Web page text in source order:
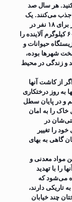
می‌کنید. هر سال صد
از هوا جذب می‌کنند. یک
هکتار از درختان بالغ قادر به تامین اکسیژن مورد نیاز برای ۱۸ نفر در
طول یک‌سال است و هر سال صد اصله درخت بالغ ۶۰ کیلوگرم آلاینده را
حیوانات و
شهرها بوده،
و زندگی در محیط
از کاشت آنها
به روز درختکاری
و در پایان سطل
خاک را به امان
در
را تغییر
گاهی به بهای
مواد معدنی و
را با تهدید
می‌شود که
تاریکی دارند،
چند خیابان